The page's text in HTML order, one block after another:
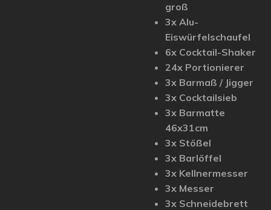
groß
3x Alu-
Eiswürfelschaufel
6x Cocktail-Shaker
24x Portionierer
3x Barmaß / Jigger
3x Cocktailsieb
3x Barmatte
46x31cm
3x Stößel
3x Barlöffel
3x Kellnermesser
3x Messer
3x Schneidebrett